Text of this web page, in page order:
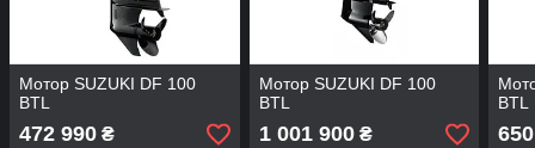
Мотор SUZUKI DF 100
BTL
472 990 ₴
Мотор SUZUKI DF 100
BTL
1 001 900₴
BTL